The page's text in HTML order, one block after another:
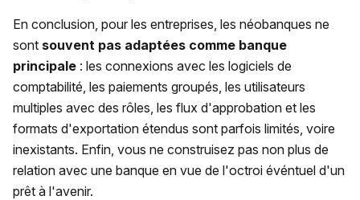
En conclusion, pour les entreprises, les néobanques ne
sont souvent pas adaptées comme banque
principale : les connexions avec les logiciels de
comptabilité, les paiements groupés, les utilisateurs
multiples avec des rôles, les flux d'approbation et les
formats d'exportation étendus sont parfois limités, voire
inexistants. Enfin, vous ne construisez pas non plus de
relation avec une banque en vue de l'octroi événtuel d'un
prêt à l'avenir.